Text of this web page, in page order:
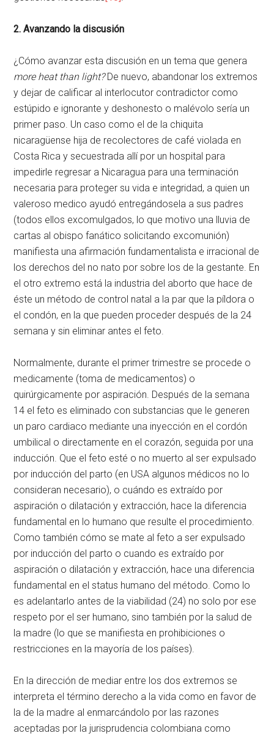
2. Avanzando la discusión
¿Cómo avanzar esta discusión en un tema que genera
more heat than light?De nuevo, abandonar los extremos
y dejar de calificar al interlocutor contradictor como
estúpido e ignorante y deshonesto o malévolo sería un
primer paso. Un caso como el de la chiquita
nicaragüense hija de recolectores de café violada en
Costa Rica y secuestrada allí por un hospital para
impedirle regresar a Nicaragua para una terminación
necesaria para proteger su vida e integridad, a quien un
valeroso medico ayudó entregándosela a sus padres
(todos ellos excomulgados, lo que motivo una lluvia de
cartas al obispo fanático solicitando excomunión)
manifiesta una afirmación fundamentalista e irracional de
los derechos del no nato por sobre los de la gestante. En
el otro extremo está la industria del aborto que hace de
éste un método de control natal a la par que la píldora o
el condón, en la que pueden proceder después de la 24
semana y sin eliminar antes el feto.
Normalmente, durante el primer trimestre se procede o
medicamente (toma de medicamentos) o
quirúrgicamente por aspiración. Después de la semana
14 el feto es eliminado con substancias que le generen
un paro cardiaco mediante una inyección en el cordón
umbilical o directamente en el corazón, seguida por una
inducción. Que el feto esté o no muerto al ser expulsado
por inducción del parto (en USA algunos médicos no lo
consideran necesario), o cuándo es extraído por
aspiración o dilatación y extracción, hace la diferencia
fundamental en lo humano que resulte el procedimiento.
Como también cómo se mate al feto a ser expulsado
por inducción del parto o cuando es extraído por
aspiración o dilatación y extracción, hace una diferencia
fundamental en el status humano del método. Como lo
es adelantarlo antes de la viabilidad (24) no solo por ese
respeto por el ser humano, sino también por la salud de
la madre (lo que se manifiesta en prohibiciones o
restricciones en la mayoría de los países).
En la dirección de mediar entre los dos extremos se
interpreta el término derecho a la vida como en favor de
la de la madre al enmarcándolo por las razones
aceptadas por la jurisprudencia colombiana como